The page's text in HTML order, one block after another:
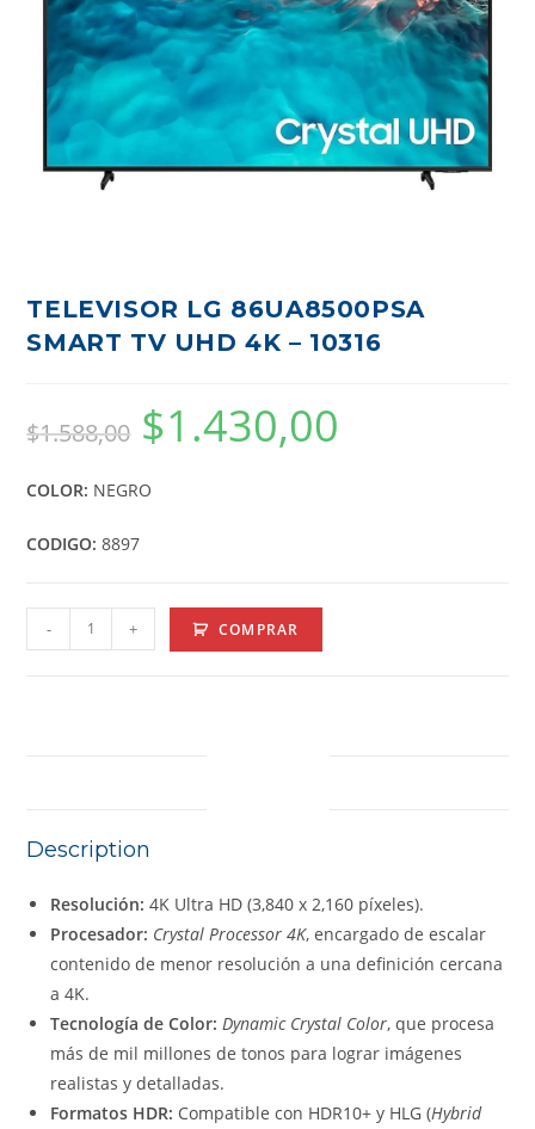
TELEVISOR LG 86UA8500PSA
SMART TV UHD 4K – 10316
$1.588,00 $1.430,00
COLOR: NEGRO
CODIGO: 8897
- + COMPRAR
Description
Resolución: 4K Ultra HD (3,840 x 2,160 píxeles).
Procesador: Crystal Processor 4K, encargado de escalar
contenido de menor resolución a una definición cercana
a 4K.
Tecnología de Color: Dynamic Crystal Color, que procesa
más de mil millones de tonos para lograr imágenes
realistas y detalladas.
Formatos HDR: Compatible con HDR10+ y HLG (Hybrid